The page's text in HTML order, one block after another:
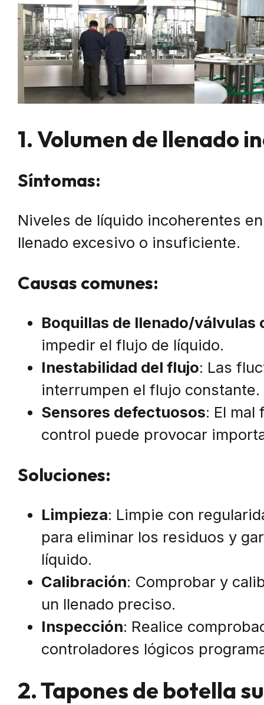
1. Volumen de llenado
Síntomas:
Niveles de líquido incoherentes
llenado excesivo o insuficiente.
Causas comunes:
Boquillas de llenado/válvulas
impedir el flujo de líquido.
Inestabilidad del flujo: Las
interrumpen el flujo constante.
Sensores defectuosos: El mal
control puede provocar
Soluciones:
Limpieza: Limpie con
para eliminar los residuos y
líquido.
Calibración: Comprobar y
un llenado preciso.
Inspección: Realice
controladores lógicos
2. Tapones de botella